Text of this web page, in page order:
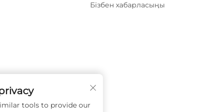
Бізбен хабарласыңы
tools to provide our